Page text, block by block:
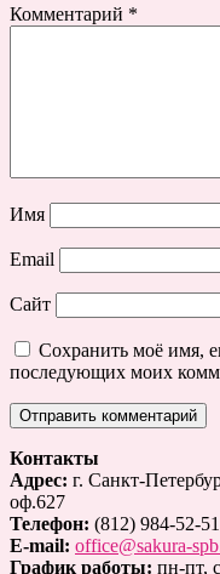
Комментарий *
Имя
Email
Сайт
Сохранить моё имя,
последующих моих
Контакты
Адрес: г. Санкт-
оф.627
Телефон: (812) 984-52-51
E-mail: office@sakura-
График работы: пн-пт,